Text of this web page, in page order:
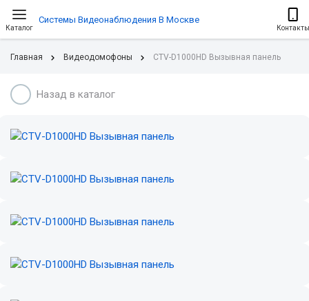
Каталог
Системы Видеонаблюдения В Москве
Контакты
Главная Видеодомофоны CTV-D1000HD Вызывная панель
Назад в каталог